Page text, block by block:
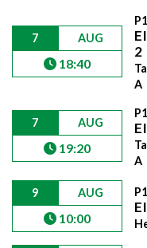
7 AUG
18:40
2
A
7 AUG
19:20
A
9 AUG
10:00